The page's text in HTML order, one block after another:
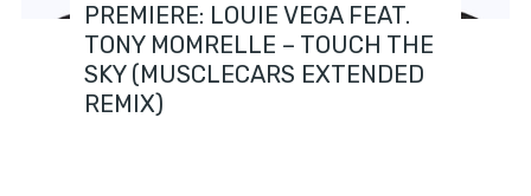
PREMIERE: LOUIE VEGA FEAT.
TONY MOMRELLE – TOUCH THE
SKY (MUSCLECARS EXTENDED
REMIX)